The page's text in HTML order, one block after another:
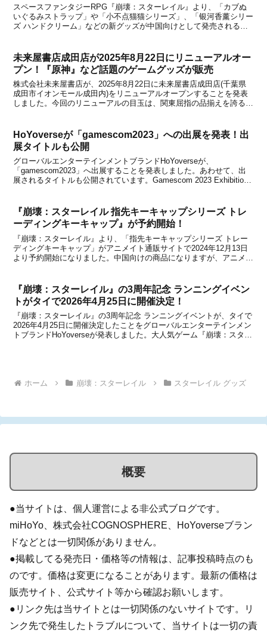
スペースファンタジーRPG『崩壊：スターレイル』より、「カブぬ
いぐるみストラップ」や「小不点猫猫シリーズ」、「银河香薰シリー
ズ ハンドクリーム」などの新グッズが中国向けとして発売されるこ
未来屋書店成田店が2025年8月22日にリニューアルオー
プン！『原神』など話題のゲームグッズが販売
株式会社未来屋書店が、2025年8月22日に未来屋書店成田店(千葉県
成田市イオンモール成田内)をリニューアルオープンすることを発表
しました。今回のリニューアルの目玉は、関東屈指の品揃えを誇るコ
HoYoverseが「gamescom2023」への出展を発表！出
展タイトルも公開
グローバルエンターテインメントブランドHoYoverseが、
「gamescom2023」へ出展することを発表しました。あわせて、出
展されるタイトルも公開されています。Gamescom 2023 Exhibition
『崩壊：スターレイル 指先キーキャップシリーズ トレ
ーディングキーキャップ』が予約開始！
『崩壊：スターレイル』より、「指先キーキャップシリーズ トレー
ディングキーキャップ」がアニメイト通販サイトで2024年12月13日
より予約開始になりました。中国向けの商品になりますが、アニメイ
『崩壊：スターレイル』の3周年記念 ランニングイベン
トがタイで2026年4月25日に開催決定！
『崩壊：スターレイル』の3周年記念 ランニングイベントが、タイで
2026年4月25日に開催決定したことをグローバルエンターテインメン
トブランドHoYoverseが発表しました。大人気ゲーム『崩壊：スター
ホーム 崩壊：スターレイル スターレイル グッズ
概要
●当サイトは、個人運営による非公式ブログです。
miHoYo、株式会社COGNOSPHERE、HoYoverseブラン
ドなどとは一切関係がありません。
●掲載してる発売日・価格等の情報は、記事投稿時点のも
のです。価格は変更になることがあります。最新の価格は
販売サイト、公式サイト等から確認お願いします。
●リンク先は当サイトとは一切関係のないサイトです。リ
ンク先で発生したトラブルについて、当サイトは一切の責